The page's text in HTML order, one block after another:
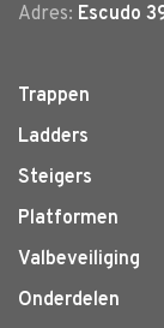
Adres: Escudo
Trappen
Ladders
Steigers
Platformen
Valbeveiliging
Onderdelen